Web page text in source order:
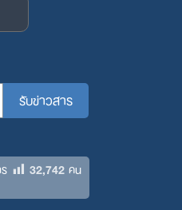
32,742คน